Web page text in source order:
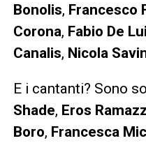
Bonolis, Francesco
Corona, Fabio De
Canalis, Nicola
E i cantanti? Sono
Shade, Eros
Boro, Francesca